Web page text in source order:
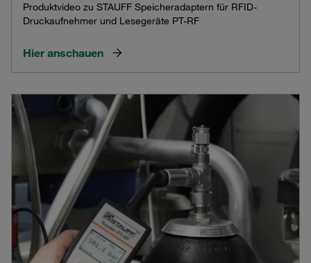
Produktvideo zu STAUFF Speicheradaptern für RFID-
Druckaufnehmer und Lesegeräte PT-RF
Hier anschauen